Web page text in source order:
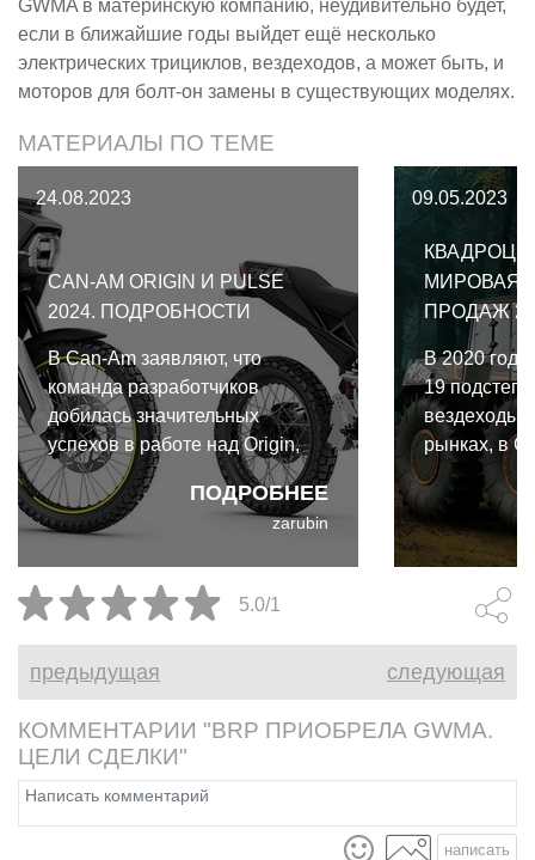
GWMA в материнскую компанию, неудивительно будет,
если в ближайшие годы выйдет ещё несколько
электрических трициклов, вездеходов, а может быть, и
моторов для болт-он замены в существующих моделях.
МАТЕРИАЛЫ ПО ТЕМЕ
24.08.2023
CAN-AM ORIGIN И PULSE
2024. ПОДРОБНОСТИ
ПОДРОБНЕЕ
В Can-Am заявляют, что
команда разработчиков
добилась значительных
успехов в работе над Origin,
проверяя их первый
электроцикл во всех
возможных условиях
zarubin
09.05.2023
МИРОВАЯ
ПРОДАЖ
В 2020
19
вездеходы
рынках, в
привело к
продаж.
2022 годах.
5.0/1
предыдущая следующая
КОММЕНТАРИИ "BRP ПРИОБРЕЛА GWMA.
ЦЕЛИ СДЕЛКИ"
написать